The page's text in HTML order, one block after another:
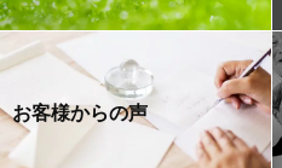
お客様からの声